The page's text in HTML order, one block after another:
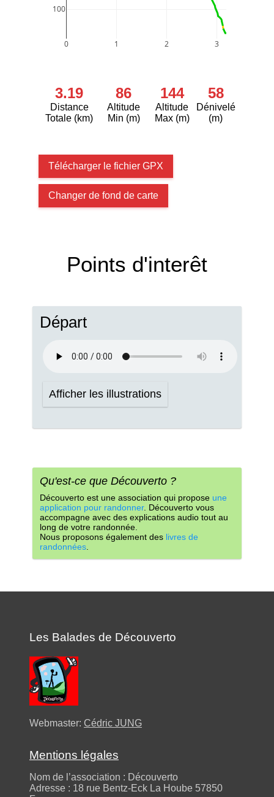
0 1 2 3
100
3.19
Distance
Totale (km)
86
Altitude
Min (m)
144
Altitude
Max (m)
58
Dénivelé
(m)
Télécharger le fichier GPX
Changer de fond de carte
Points d'interêt
Départ
Afficher les illustrations
Qu'est-ce que Découverto ?
Découverto est une association qui propose une
application pour randonner. Découverto vous
accompagne avec des explications audio tout au
long de votre randonnée.
Nous proposons également des livres de
randonnées
Les Balades de Découverto
Webmaster: Cédric JUNG
Mentions légales
Nom de l’association : Découverto
Adresse : 18 rue Bentz-Eck La Hoube 57850